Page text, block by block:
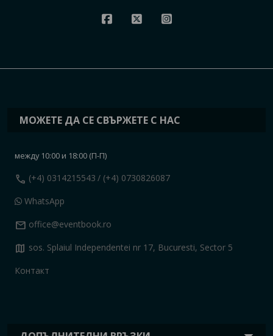
МОЖЕТЕ ДА СЕ СВЪРЖЕТЕ С НАС
между 10:00 и 18:00 (П-П)
call (+4) 0314215543 / (+4) 0730826087
WhatsApp
mail office@eventbook.ro
map sos. Splaiul Independentei nr 17, Bucuresti, Sector 5
Контакт